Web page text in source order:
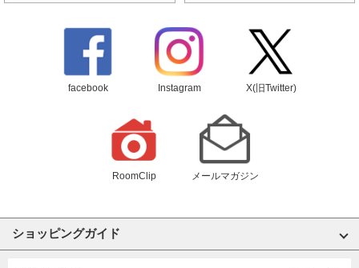
facebook Instagram X(旧Twitter)
RoomClip メールマガジン
ショッピングガイド